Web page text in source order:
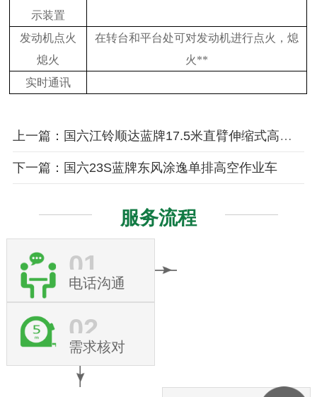
示装置
发动机点火
熄火
在转台和平台处可对发动机进行点火，熄
火**
实时通讯
上一篇：国六江铃顺达蓝牌17.5米直臂伸缩式高空作业车
下一篇：国六23S蓝牌东风涂逸单排高空作业车
服务流程
01
电话沟通
02
需求核对